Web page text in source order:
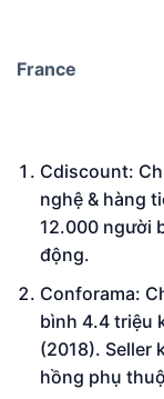
France
Cdiscount:
nghệ & hàng
12.000 người
động.
Conforama:
bình 4.4 triệu
(2018). Seller
hồng phụ